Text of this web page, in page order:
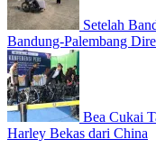
Setelah
Bandung-Palembang
Bea Cukai
Harley Bekas dari China